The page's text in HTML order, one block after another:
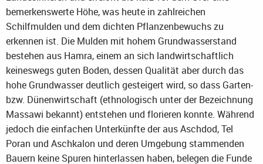
bemerkenswerte Höhe, was heute in zahlreichen
Schilfmulden und dem dichten Pflanzenbewuchs zu
erkennen ist. Die Mulden mit hohem Grundwasserstand
bestehen aus Hamra, einem an sich landwirtschaftlich
keineswegs guten Boden, dessen Qualität aber durch das
hohe Grundwasser deutlich gesteigert wird, so dass Garten-
bzw. Dünenwirtschaft (ethnologisch unter der Bezeichnung
Massawi bekannt) entstehen und florieren konnte. Während
jedoch die einfachen Unterkünfte der aus Aschdod, Tel
Poran und Aschkalon und deren Umgebung stammenden
Bauern keine Spuren hinterlassen haben, belegen die Funde